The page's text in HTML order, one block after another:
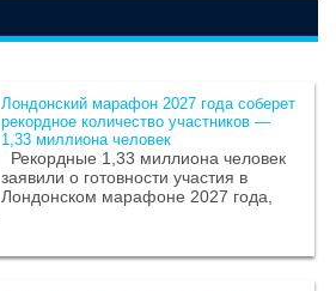
Лондонский марафон 2027 года соберет
рекордное количество участников —
1,33 миллиона человек
Рекордные 1,33 миллиона человек
заявили о готовности участия в
Лондонском марафоне 2027 года,